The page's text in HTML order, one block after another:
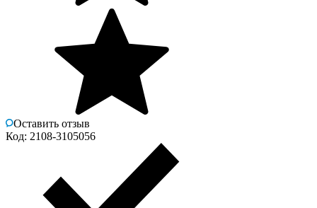
Оставить отзыв
Код: 2108-3105056